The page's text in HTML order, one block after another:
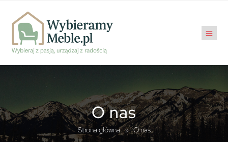
O nas
Strona główna»O nas